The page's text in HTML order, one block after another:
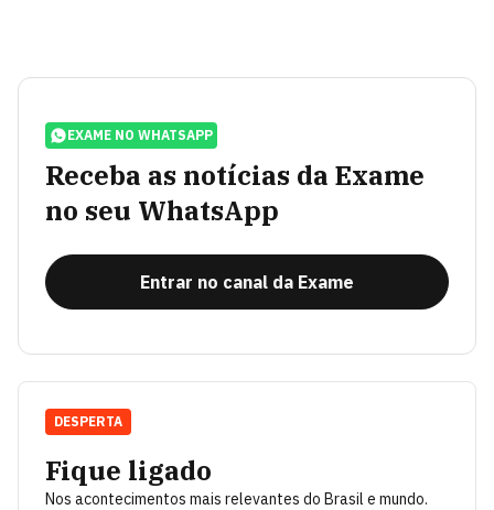
EXAME NO WHATSAPP
Receba as notícias da Exame
no seu WhatsApp
Entrar no canal da Exame
Fique ligado
Nos acontecimentos mais relevantes do Brasil e mundo.
DESPERTA